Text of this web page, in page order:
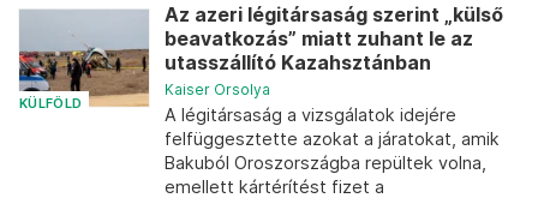
KÜLFÖLD
Az azeri légitársaság szerint „külső
beavatkozás” miatt zuhant le az
utasszállító Kazahsztánban
Kaiser Orsolya
A légitársaság a vizsgálatok idejére
felfüggesztette azokat a járatokat, amik
Bakuból Oroszországba repültek volna,
emellett kártérítést fizet a